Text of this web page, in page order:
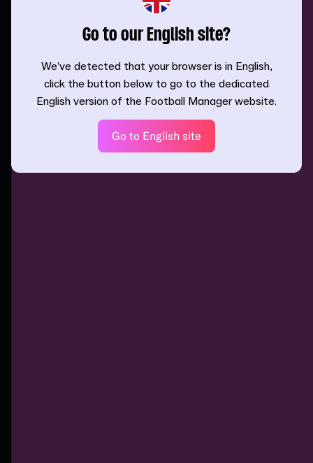
Go to our English site?
We’ve detected that your browser is in English,
click the button below to go to the dedicated
English version of the Football Manager website.
Go to English site